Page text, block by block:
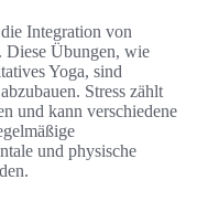
Integration von
Diese Übungen, wie
Yoga, sind
Stress zählt
und kann verschiedene
und physische